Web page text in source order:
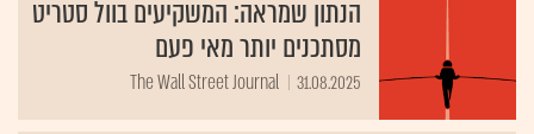
הנתון שמראה: המשקיעים בוול סטריט
מסתכנים יותר מאי פעם
31.08.2025
The Wall Street Journal